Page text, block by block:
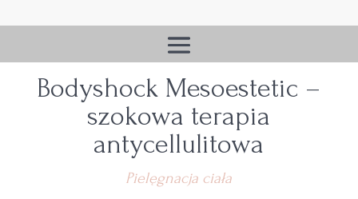
Bodyshock Mesoestetic –
szokowa terapia
antycellulitowa
Pielęgnacja ciała